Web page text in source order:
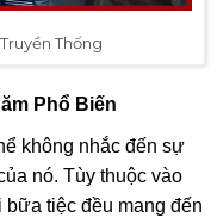
Thống
Phổ Biến
không nhắc đến sự
nó. Tùy thuộc vào
tiệc đều mang đến